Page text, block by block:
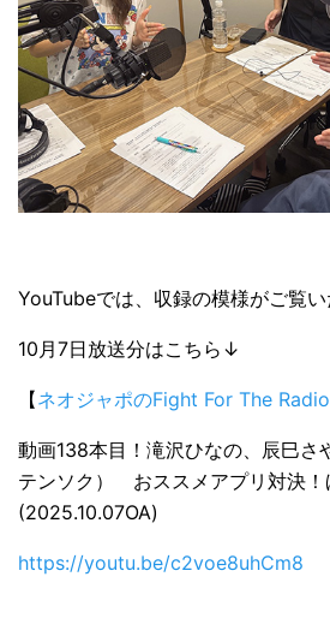
YouTubeでは、収録の模様がご覧い
10月7日放送分はこちら↓
【ネオジャポのFight For The Radio
動画138本目！滝沢ひなの、辰巳さ
テンソク） おススメアプリ対決
(2025.10.07OA)
https://youtu.be/c2voe8uhCm8